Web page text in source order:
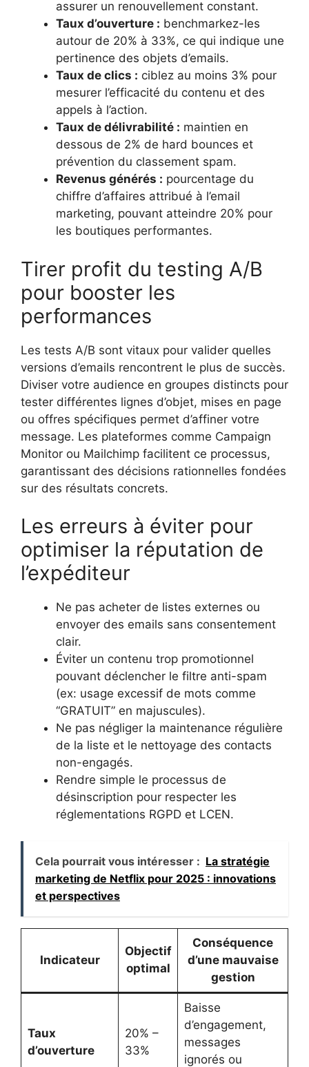
assurer un renouvellement constant.
Taux d’ouverture : benchmarkez-les
autour de 20% à 33%, ce qui indique une
pertinence des objets d’emails.
Taux de clics : ciblez au moins 3% pour
mesurer l’efficacité du contenu et des
appels à l’action.
Taux de délivrabilité : maintien en
dessous de 2% de hard bounces et
prévention du classement spam.
Revenus générés : pourcentage du
chiffre d’affaires attribué à l’email
marketing, pouvant atteindre 20% pour
les boutiques performantes.
Tirer profit du testing A/B
pour booster les
performances
Les tests A/B sont vitaux pour valider quelles
versions d’emails rencontrent le plus de succès.
Diviser votre audience en groupes distincts pour
tester différentes lignes d’objet, mises en page
ou offres spécifiques permet d’affiner votre
message. Les plateformes comme Campaign
Monitor ou Mailchimp facilitent ce processus,
garantissant des décisions rationnelles fondées
sur des résultats concrets.
Les erreurs à éviter pour
optimiser la réputation de
l’expéditeur
Ne pas acheter de listes externes ou
envoyer des emails sans consentement
clair.
Éviter un contenu trop promotionnel
pouvant déclencher le filtre anti-spam
(ex: usage excessif de mots comme
“GRATUIT” en majuscules).
Ne pas négliger la maintenance régulière
de la liste et le nettoyage des contacts
non-engagés.
Rendre simple le processus de
désinscription pour respecter les
réglementations RGPD et LCEN.
Cela pourrait vous intéresser : La stratégie
marketing de Netflix pour 2025 : innovations
et perspectives
Indicateur
Objectif
optimal
Conséquence
d’une mauvaise
gestion
Taux
d’ouverture
20% –
33%
Baisse
d’engagement,
messages
ignorés ou